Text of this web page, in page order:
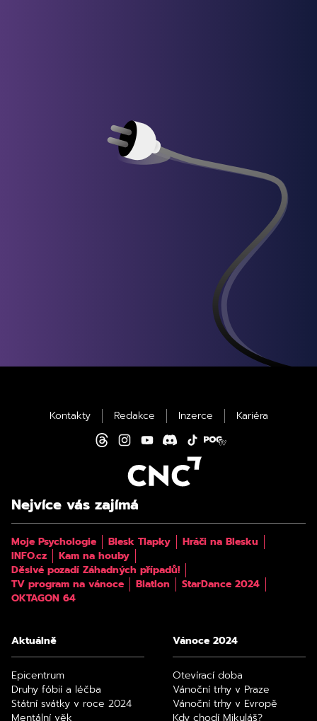
Nejvíce vás zajímá
Moje Psychologie Blesk Tlapky
Hráči na Blesku
INFO.cz
Kam na houby
Děsivé pozadí Záhadných případů!
TV program na vánoce
Biatlon
StarDance 2024
OKTAGON 64
Aktuálně
Epicentrum
Druhy fóbií a léčba
Státní svátky v roce 2024
Mentální věk
Vánoce 2024
Otevírací doba
Vánoční trhy v Praze
Vánoční trhy v Evropě
Kdy chodí Mikuláš?
Kontakty Redakce Inzerce Kariéra